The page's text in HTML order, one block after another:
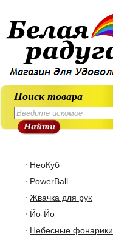
Поиск товара
НеоКуб
PowerBall
Жвачка для рук
Йо-Йо
Небесные фонарики